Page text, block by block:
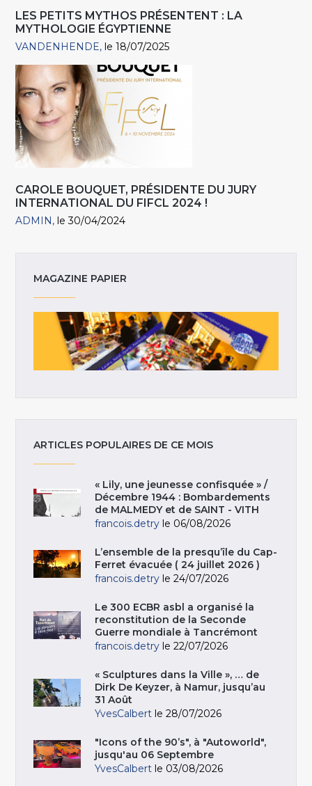
LES PETITS MYTHOS PRÉSENTENT : LA
MYTHOLOGIE ÉGYPTIENNE
VANDENHENDE le 18/07/2025
CAROLE BOUQUET, PRÉSIDENTE DU JURY
INTERNATIONAL DU FIFCL 2024 !
ADMIN le 30/04/2024
MAGAZINE PAPIER
ARTICLES POPULAIRES DE CE MOIS
« Lily, une jeunesse confisquée » /
Décembre 1944 : Bombardements
de MALMEDY et de SAINT - VITH
francois.detry le 06/08/2026
L’ensemble de la presqu’île du Cap-
Ferret évacuée ( 24 juillet 2026 )
francois.detry le 24/07/2026
Le 300 ECBR asbl a organisé la
reconstitution de la Seconde
Guerre mondiale à Tancrémont
francois.detry le 22/07/2026
« Sculptures dans la Ville », … de
Dirk De Keyzer, à Namur, jusqu’au
31 Août
YvesCalbert le 28/07/2026
"Icons of the 90’s", à "Autoworld",
jusqu'au 06 Septembre
YvesCalbert le 03/08/2026